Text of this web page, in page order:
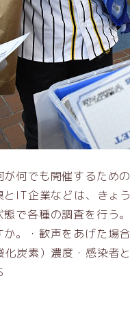
が何でも開催するた
とIT企業などは、きょ
態で各種の調査を行
か。・歓声をあげた場
化炭素）濃度・感染者